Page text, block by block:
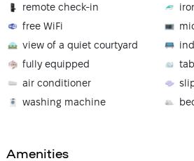
remote check-in
free WiFi
view of a quiet courtyard
fully equipped
air conditioner
washing machine
Amenities